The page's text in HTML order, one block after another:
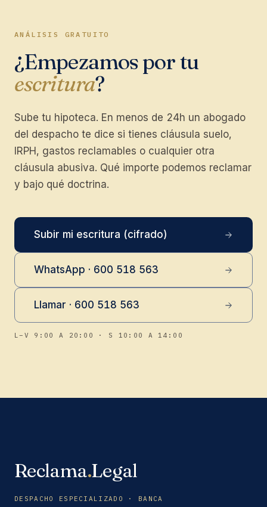
ANÁLISIS GRATUITO
¿Empezamos por tu
escritura?
Sube tu hipoteca. En menos de 24h un abogado
del despacho te dice si tienes cláusula suelo,
IRPH, gastos reclamables o cualquier otra
cláusula abusiva. Qué importe podemos reclamar
y bajo qué doctrina.
Subir mi escritura (cifrado)
WhatsApp · 600 518 563
Llamar · 600 518 563
L–V 9:00 A 20:00 · S 10:00 A 14:00
Reclama.Legal
DESPACHO ESPECIALIZADO · BANCA